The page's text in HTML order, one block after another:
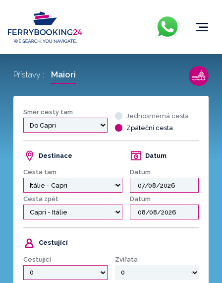
Směr cesty tam
Jednosměrná cesta
Zpáteční cesta
Destinace
Cesta tam
Datum
Datum
Cesta zpět Datum
Cestující
Cestující Zvířata
Přístavy : Maiori